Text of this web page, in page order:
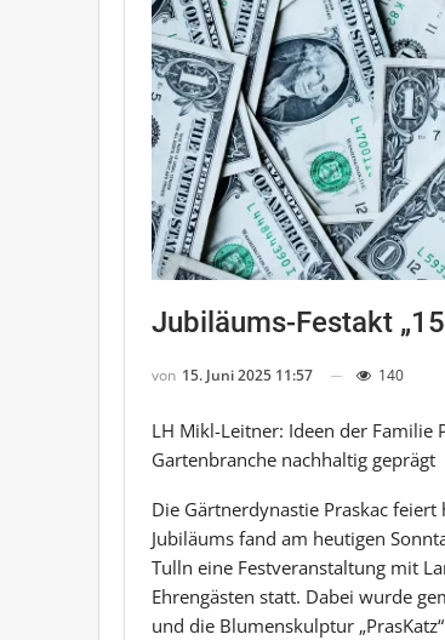
Jubiläums-Festakt
von 15. Juni 2025 11:57 140
LH Mikl-Leitner: Ideen der Familie
Gartenbranche nachhaltig geprägt
Die Gärtnerdynastie Praskac
Jubiläums fand am heutigen
Tulln eine Festveranstaltung mit
Ehrengästen statt. Dabei wurde
und die Blumenskulptur